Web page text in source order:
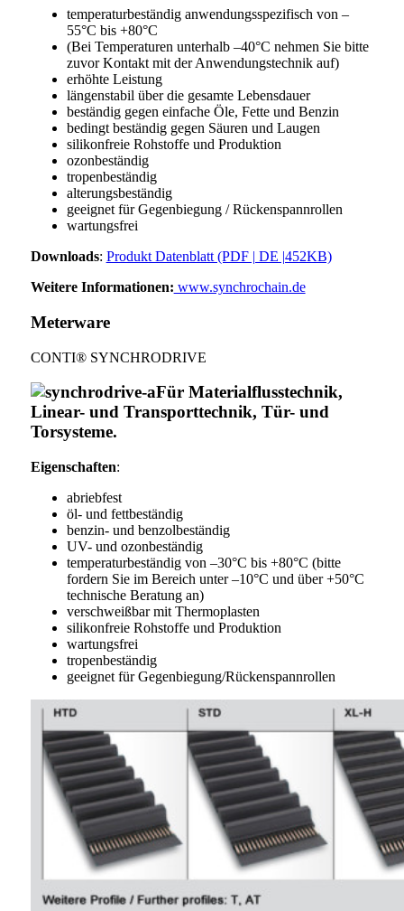
temperaturbeständig anwendungsspezifisch von –
55°C bis +80°C
(Bei Temperaturen unterhalb –40°C nehmen Sie bitte
zuvor Kontakt mit der Anwendungstechnik auf)
erhöhte Leistung
längenstabil über die gesamte Lebensdauer
beständig gegen einfache Öle, Fette und Benzin
bedingt beständig gegen Säuren und Laugen
silikonfreie Rohstoffe und Produktion
ozonbeständig
tropenbeständig
alterungsbeständig
geeignet für Gegenbiegung / Rückenspannrollen
wartungsfrei
Downloads: Produkt Datenblatt (PDF | DE |452KB)
Weitere Informationen: www.synchrochain.de
Meterware
CONTI® SYNCHRODRIVE
Für Materialflusstechnik,
Linear- und Transporttechnik, Tür- und
Torsysteme.
Eigenschaften:
abriebfest
öl- und fettbeständig
benzin- und benzolbeständig
UV- und ozonbeständig
temperaturbeständig von –30°C bis +80°C (bitte
fordern Sie im Bereich unter –10°C und über +50°C
technische Beratung an)
verschweißbar mit Thermoplasten
silikonfreie Rohstoffe und Produktion
wartungsfrei
tropenbeständig
geeignet für Gegenbiegung/Rückenspannrollen